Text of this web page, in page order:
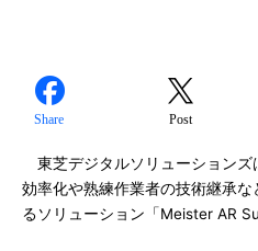
Share Post
東芝デジタルソリューションズ
効率化や熟練作業者の技術継承
るソリューション「Meister AR